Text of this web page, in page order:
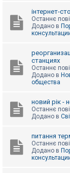
інтернет-
Останнє
Додано в
станциях
Останнє
Додано в
общества
новий рік -
Останнє
Додано в
питання
Останнє
Додано в